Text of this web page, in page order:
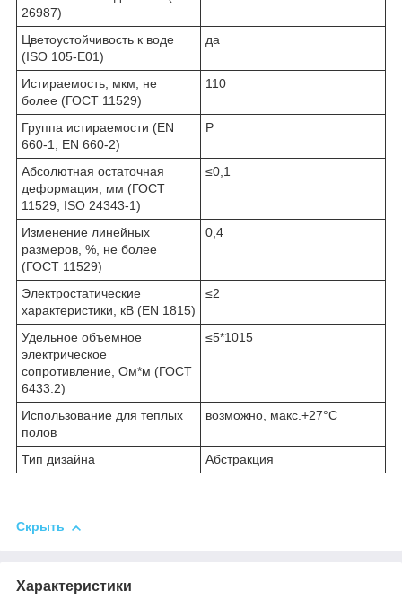
26987)
Цветоустойчивость к воде
(ISO 105-E01)
да
Истираемость, мкм, не
более (ГОСТ 11529)
110
Группа истираемости (EN
660-1, EN 660-2)
P
Абсолютная остаточная
деформация, мм (ГОСТ
11529, ISO 24343-1)
≤0,1
Изменение линейных
размеров, %, не более
(ГОСТ 11529)
0,4
Электростатические
характеристики, кВ (EN 1815)
≤2
Удельное объемное
электрическое
сопротивление, Ом*м (ГОСТ
6433.2)
≤5*1015
Использование для теплых
полов
возможно, макс.+27°С
Тип дизайна Абстракция
Скрыть
Характеристики